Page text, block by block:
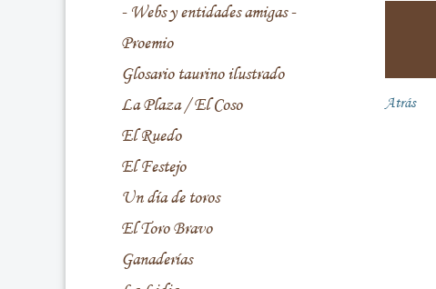
- Webs y entidades amigas -
Proemio
Glosario taurino ilustrado
La Plaza / El Coso
El Ruedo
El Festejo
Un día de toros
El Toro Bravo
Ganaderías
Atrás